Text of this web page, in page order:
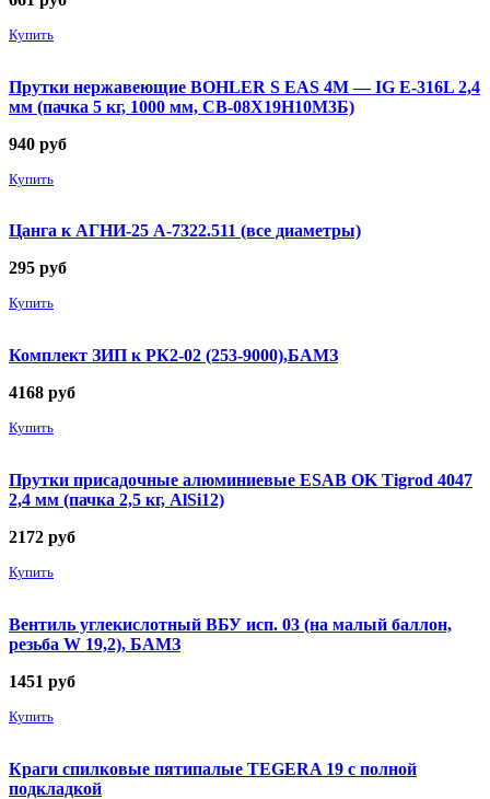
Купить
Прутки нержавеющие BOHLER S EAS 4M — IG E-316L 2,4
мм (пачка 5 кг, 1000 мм, СВ-08Х19Н10М3Б)
940 руб
Купить
Цанга к АГНИ-25 А-7322.511 (все диаметры)
295 руб
Купить
Комплект ЗИП к РК2-02 (253-9000),БАМЗ
4168 руб
Купить
Прутки присадочные алюминиевые ESAB OK Tigrod 4047
2,4 мм (пачка 2,5 кг, AlSi12)
2172 руб
Купить
Вентиль углекислотный ВБУ исп. 03 (на малый баллон,
резьба W 19,2), БАМЗ
1451 руб
Купить
Краги спилковые пятипалые TEGERA 19 с полной
подкладкой